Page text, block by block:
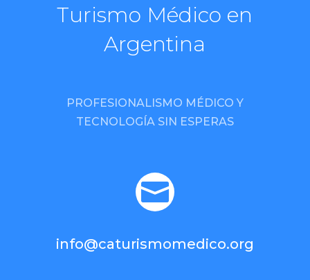
Turismo Médico en
Argentina
PROFESIONALISMO MÉDICO Y
TECNOLOGÍA SIN ESPERAS

info@caturismomedico.org